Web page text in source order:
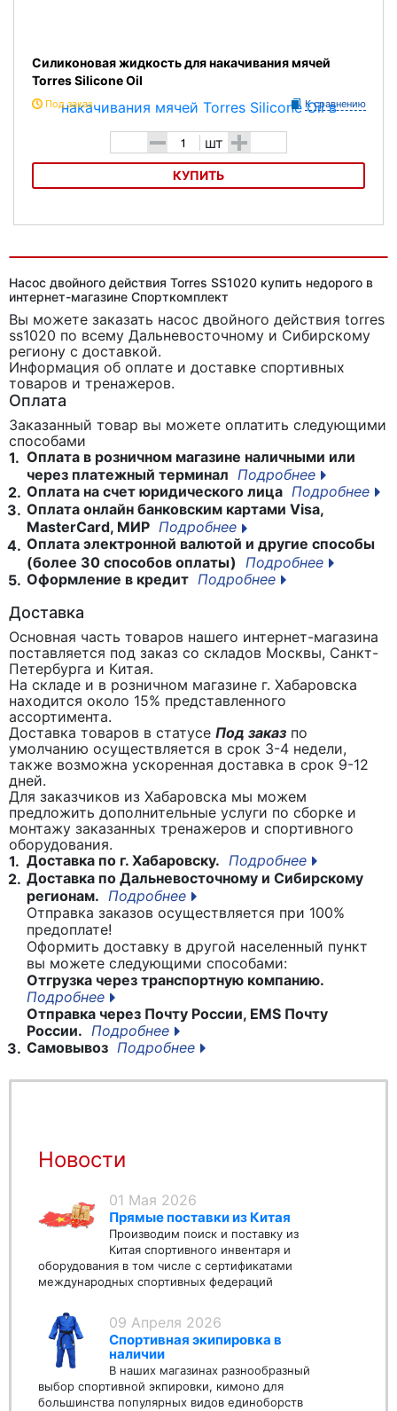
Силиконовая жидкость для накачивания мячей
Torres Silicone Oil
Под заказ К сравнению
- шт +
КУПИТЬ
Насос двойного действия Torres SS1020 купить недорого в
интернет-магазине Спорткомплект
Вы можете заказать насос двойного действия torres
ss1020 по всему Дальневосточному и Сибирскому
региону с доставкой.
Информация об оплате и доставке спортивных
товаров и тренажеров.
Оплата
Заказанный товар вы можете оплатить следующими
способами
1. Оплата в розничном магазине наличными или
через платежный терминал Подробнее
2. Оплата на счет юридического лица Подробнее
3. Оплата онлайн банковским картами Visa,
MasterCard, МИР Подробнее
4. Оплата электронной валютой и другие способы
(более 30 способов оплаты)
Подробнее
5. Оформление в кредит Подробнее
Доставка
Основная часть товаров нашего интернет-магазина
поставляется под заказ со складов Москвы, Санкт-
Петербурга и Китая.
На складе и в розничном магазине г. Хабаровска
находится около 15% представленного
ассортимента.
Доставка товаров в статусе Под заказ по
умолчанию осуществляется в срок 3-4 недели,
также возможна ускоренная доставка в срок 9-12
дней.
Для заказчиков из Хабаровска мы можем
предложить дополнительные услуги по сборке и
монтажу заказанных тренажеров и спортивного
оборудования.
1. Доставка по г. Хабаровску. Подробнее
2. Доставка по Дальневосточному и Сибирскому
регионам. Подробнее
Отправка заказов осуществляется при 100%
предоплате!
Оформить доставку в другой населенный пункт
вы можете следующими способами:
Отгрузка через транспортную компанию.
Подробнее
Отправка через Почту России, EMS Почту
России. Подробнее
3. Самовывоз Подробнее
Новости
01 Мая 2026
Прямые поставки из Китая
Производим поиск и поставку из
Китая спортивного инвентаря и
оборудования в том числе с сертификатами
международных спортивных федераций
09 Апреля 2026
Спортивная экипировка в
наличии
В наших магазинах разнообразный
выбор спортивной экпировки, кимоно для
большинства популярных видов единоборств